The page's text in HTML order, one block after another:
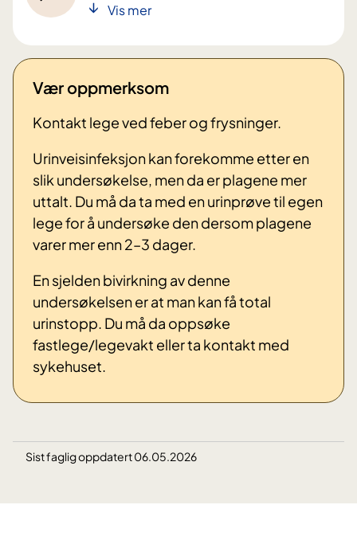
Vis mer
Vær oppmerksom
Kontakt lege ved feber og frysninger.
Urinveisinfeksjon kan forekomme etter en
slik undersøkelse, men da er plagene mer
uttalt. Du må da ta med en urinprøve til egen
lege for å undersøke den dersom plagene
varer mer enn 2–3 dager.
En sjelden bivirkning av denne
undersøkelsen er at man kan få total
urinstopp. Du må da oppsøke
fastlege/legevakt eller ta kontakt med
sykehuset.
Sist faglig oppdatert 06.05.2026